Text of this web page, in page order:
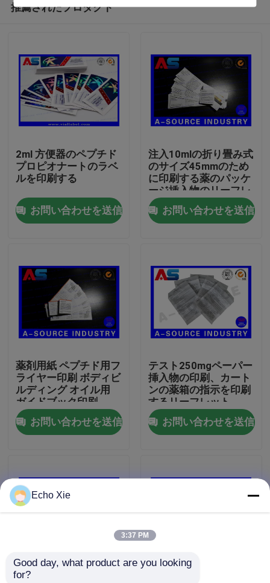
プロダクト
私達について
品質管理
私達に連絡しなさい
10mL ガラスびんのラベル
小さいびんのラベル
推薦されたプロダクト
2ml 方便器のペプチド
プロピオナートのラベ
ルを印刷する
お問い合わせを送信
注入10mlの折り畳み式
のサイズ45mmのため
に印刷する薬のパッケ
ージ挿入物のリーフレ
ット
お問い合わせを送信
薬剤用紙 ペプチド用フ
ライヤー印刷 ボディビ
ルディング オイル用
ガイドブック印刷
お問い合わせを送信
テスト250mgペーパー
挿入物の印刷、カート
ンの薬箱の指示を印刷
するリーフレット
お問い合わせを送信
薬学のパッケージのた
Echo Xie
3:37 PM
Good day, what product are you looking
for?